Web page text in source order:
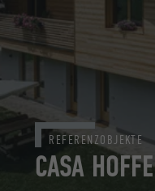
CASA HOFFE
REFERENZOBJEKTE